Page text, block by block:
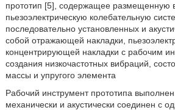
прототип [5], содержащее размещенную
пьезоэлектрическую колебательную
последовательно установленных и
собой отражающей накладки,
концентрирующей накладки с рабочим
создания низкочастотных вибраций,
массы и упругого элемента
Рабочий инструмент прототипа
механически и акустически соединен с